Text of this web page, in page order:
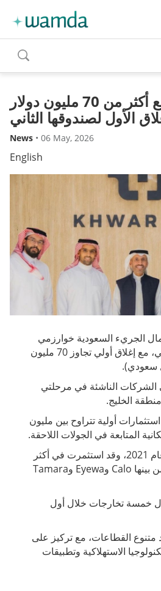
toggle
search
خوارزمي تجمع أكثر من 70 مليون دولار
الأول لصندوقها الثاني
News • 06 May, 2026
English
الجريء السعودية خوارزمي
فينتشرز صندوقها الثاني، مع إغلاق أولي تجاوز 70 مليون
الناشئة في مرحلتي
أولية تتراوح بين مليون
تأسست الشركة في عام 2021، وقد استثمرت في أكثر
من 30 شركة ناشئة، من بينها Calo وEyewa وTamara
خمسة تخارجات خلال أول
القطاعات، مع تركيز على
الاستهلاكية وتطبيقات